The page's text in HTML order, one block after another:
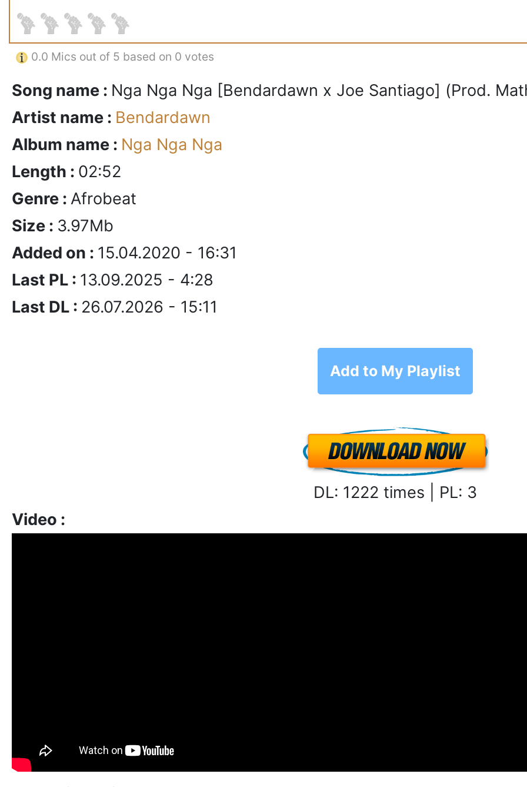
0.0 Mics out of 5 based on 0 votes
Song name : Nga Nga Nga [Bendardawn x Joe Santiago] (Prod.
Artist name : Bendardawn
Album name : Nga Nga Nga
Length : 02:52
Genre : Afrobeat
Size : 3.97Mb
Added on : 15.04.2020 - 16:31
Last PL : 13.09.2025 - 4:28
Last DL : 26.07.2026 - 15:11
Add to My Playlist
DL: 1222 times | PL: 3
Video :